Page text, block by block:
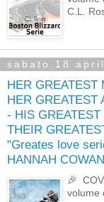
C.L.
sabato 18
HER GREATEST
HER GREATEST
- HIS GREATEST
THEIR
"Greates love
HANNAH COWAN
🎉
volume